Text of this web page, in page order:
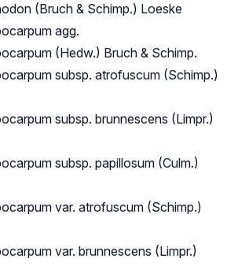
(Bruch & Schimp.) Loeske
agg.
(Hedw.) Bruch & Schimp.
subsp. atrofuscum (Schimp.)
subsp. brunnescens (Limpr.)
subsp. papillosum (Culm.)
var. atrofuscum (Schimp.)
var. brunnescens (Limpr.)